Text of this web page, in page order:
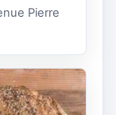
Pierre